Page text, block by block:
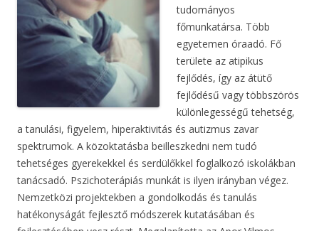
tudományos
főmunkatársa. Több
egyetemen óraadó. Fő
területe az atipikus
fejlődés, így az átütő
fejlődésű vagy többszörös
különlegességű tehetség,
a tanulási, figyelem, hiperaktivitás és autizmus zavar
spektrumok. A közoktatásba beilleszkedni nem tudó
tehetséges gyerekekkel és serdülőkkel foglalkozó iskolákban
tanácsadó. Pszichoterápiás munkát is ilyen irányban végez.
Nemzetközi projektekben a gondolkodás és tanulás
hatékonyságát fejlesztő módszerek kutatásában és